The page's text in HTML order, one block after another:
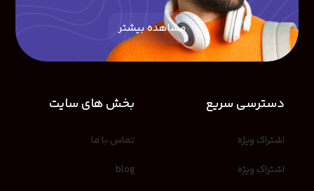
مشاهده بیشتر
دسترسی سریع
اشتراک ویژه
اشتراک ویژه
بخش های سایت
تماس با ما
blog